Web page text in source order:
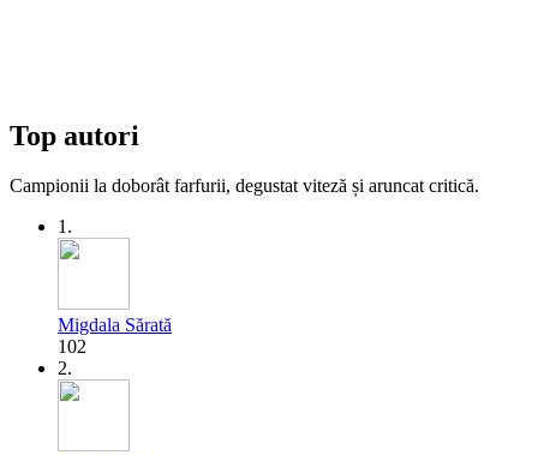
Top autori
Campionii la doborât farfurii, degustat viteză și aruncat critică.
1.
Migdala Sărată
102
2.